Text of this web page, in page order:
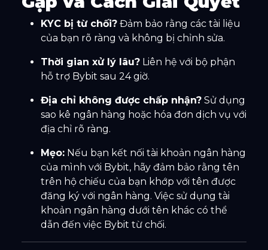
KYC bị từ chối? Đảm bảo rằng các tài liệu
của bạn rõ ràng và không bị chỉnh sửa.
Thời gian xử lý lâu? Liên hệ với bộ phận
hỗ trợ Bybit sau 24 giờ.
Địa chỉ không được chấp nhận? Sử dụng
sao kê ngân hàng hoặc hóa đơn dịch vụ với
địa chỉ rõ ràng.
Mẹo: Nếu bạn kết nối tài khoản ngân hàng
của mình với Bybit, hãy đảm bảo rằng tên
trên hộ chiếu của bạn khớp với tên được
đăng ký với ngân hàng. Việc sử dụng tài
khoản ngân hàng dưới tên khác có thể
dẫn đến việc Bybit từ chối.